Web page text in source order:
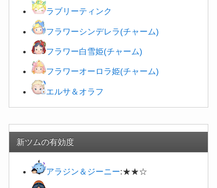
ラブリーティンク
フラワーシンデレラ(チャーム)
フラワー白雪姫(チャーム)
フラワーオーロラ姫(チャーム)
エルサ＆オラフ
新ツムの有効度
アラジン＆ジーニー :★★☆